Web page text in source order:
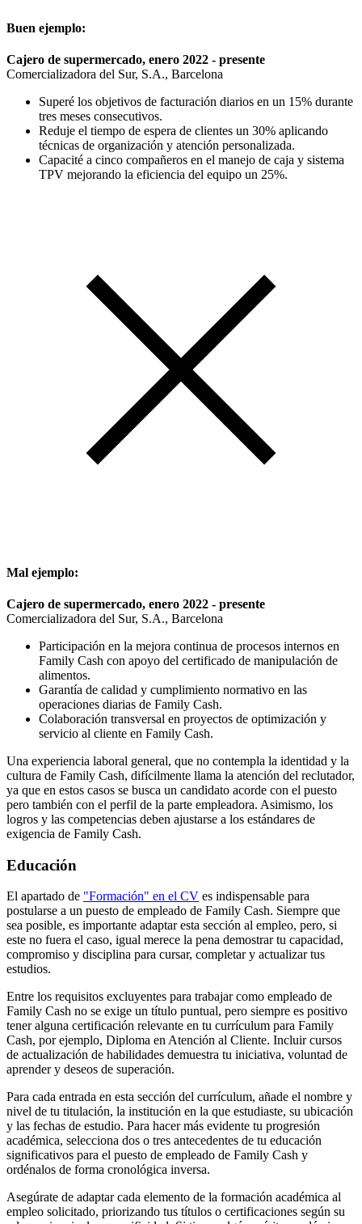
Buen ejemplo:
Cajero de supermercado, enero 2022 - presente
Comercializadora del Sur, S.A., Barcelona
Superé los objetivos de facturación diarios en un 15% durante
tres meses consecutivos.
Reduje el tiempo de espera de clientes un 30% aplicando
técnicas de organización y atención personalizada.
Capacité a cinco compañeros en el manejo de caja y sistema
TPV mejorando la eficiencia del equipo un 25%.
Mal ejemplo:
Cajero de supermercado, enero 2022 - presente
Comercializadora del Sur, S.A., Barcelona
Participación en la mejora continua de procesos internos en
Family Cash con apoyo del certificado de manipulación de
alimentos.
Garantía de calidad y cumplimiento normativo en las
operaciones diarias de Family Cash.
Colaboración transversal en proyectos de optimización y
servicio al cliente en Family Cash.
Una experiencia laboral general, que no contempla la identidad y la
cultura de Family Cash, difícilmente llama la atención del reclutador,
ya que en estos casos se busca un candidato acorde con el puesto
pero también con el perfil de la parte empleadora. Asimismo, los
logros y las competencias deben ajustarse a los estándares de
exigencia de Family Cash.
Educación
El apartado de "Formación" en el CV es indispensable para
postularse a un puesto de empleado de Family Cash. Siempre que
sea posible, es importante adaptar esta sección al empleo, pero, si
este no fuera el caso, igual merece la pena demostrar tu capacidad,
compromiso y disciplina para cursar, completar y actualizar tus
estudios.
Entre los requisitos excluyentes para trabajar como empleado de
Family Cash no se exige un título puntual, pero siempre es positivo
tener alguna certificación relevante en tu currículum para Family
Cash, por ejemplo, Diploma en Atención al Cliente. Incluir cursos
de actualización de habilidades demuestra tu iniciativa, voluntad de
aprender y deseos de superación.
Para cada entrada en esta sección del currículum, añade el nombre y
nivel de tu titulación, la institución en la que estudiaste, su ubicación
y las fechas de estudio. Para hacer más evidente tu progresión
académica, selecciona dos o tres antecedentes de tu educación
significativos para el puesto de empleado de Family Cash y
ordénalos de forma cronológica inversa.
Asegúrate de adaptar cada elemento de la formación académica al
empleo solicitado, priorizando tus títulos o certificaciones según su